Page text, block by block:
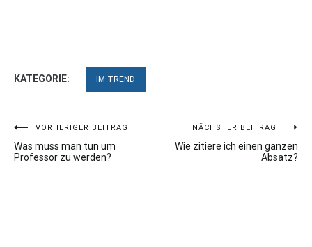
KATEGORIE: IM TREND
Beitragsnavigation
VORHERIGER BEITRAG
Was muss man tun um
Professor zu werden?
NÄCHSTER BEITRAG
Wie zitiere ich einen ganzen
Absatz?